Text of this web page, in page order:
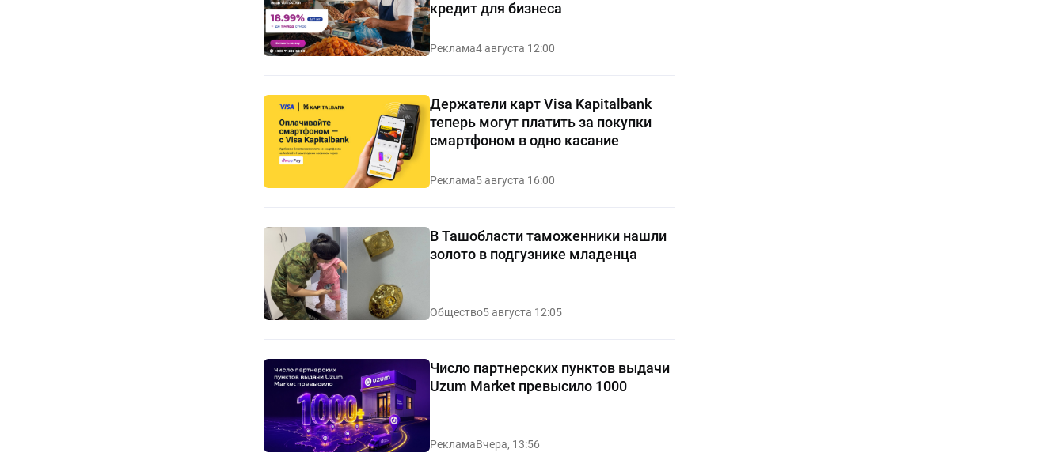
кредит для бизнеса
Реклама4 августа 12:00
Держатели карт Visa Kapitalbank
теперь могут платить за покупки
смартфоном в одно касание
Реклама5 августа 16:00
В Ташобласти таможенники нашли
золото в подгузнике младенца
Общество5 августа 12:05
Число партнерских пунктов выдачи
Uzum Market превысило 1000
РекламаВчера, 13:56